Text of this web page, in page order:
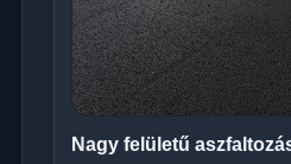
Nagy felületű